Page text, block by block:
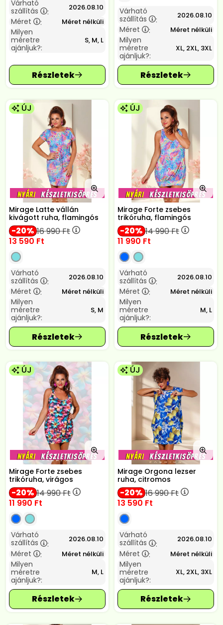
Várható
szállítás
: 2026.08.10
Méret : Méret nélküli
Milyen
méretre
ajánljuk?:
S, M, L
Várható
szállítás
: 2026.08.10
Méret : Méret nélküli
Milyen
méretre
ajánljuk?:
XL, 2XL, 3XL
ÚJ
Mirage Latte vállán
kivágott ruha, flamingós
20 16 990Ft
13 590 Ft
Várható
szállítás
: 2026.08.10
Méret : Méret nélküli
Milyen
méretre
ajánljuk?:
S, M
ÚJ
Mirage Forte zsebes
trikóruha, flamingós
20 14 990Ft
11 990 Ft
Várható
szállítás
: 2026.08.10
Méret : Méret nélküli
Milyen
méretre
ajánljuk?:
M, L
ÚJ
Mirage Forte zsebes
trikóruha, virágos
20 14 990Ft
11 990 Ft
Várható
szállítás
: 2026.08.10
Méret : Méret nélküli
Milyen
méretre
ajánljuk?:
M, L
ÚJ
Mirage Orgona lezser
ruha, citromos
20 16 990Ft
13 590 Ft
Várható
szállítás
: 2026.08.10
Méret : Méret nélküli
Milyen
méretre
ajánljuk?:
XL, 2XL, 3XL